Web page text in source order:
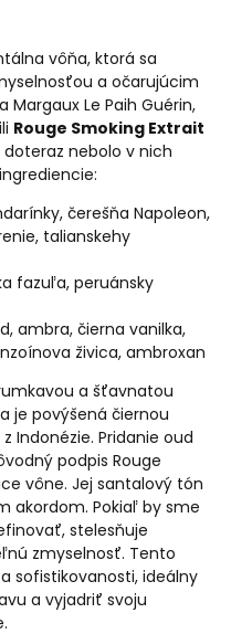
vôňa, ktorá sa
a očarujúcim
Le Paih Guérin,
Rouge Smoking Extrait
nebolo v nich
čerešňa Napoleon,
talianskehy
fazuľa, peruánsky
ambra, čierna vanilka,
živica, ambroxan
a šťavnatou
je povýšená čiernou
Indonézie. Pridanie oud
podpis Rouge
vône. Jej santalový tón
akordom. Pokiaľ by sme
stelesňuje
zmyselnosť. Tento
sofistikovanosti, ideálny
a vyjadriť svoju